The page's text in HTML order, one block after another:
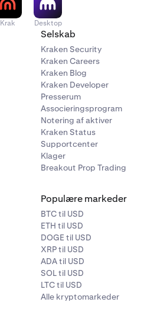
Krak Desktop
Selskab
Kraken Security
Kraken Careers
Kraken Blog
Kraken Developer
Presserum
Associeringsprogram
Notering af aktiver
Kraken Status
Supportcenter
Klager
Breakout Prop Trading
Populære markeder
BTC til USD
ETH til USD
DOGE til USD
XRP til USD
ADA til USD
SOL til USD
LTC til USD
Alle kryptomarkeder